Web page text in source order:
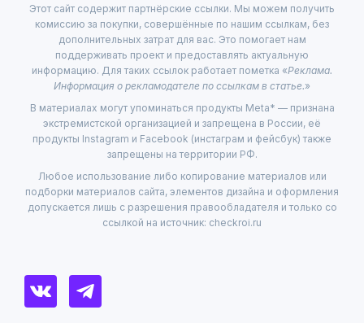
Этот сайт содержит партнёрские ссылки. Мы можем получить
комиссию за покупки, совершённые по нашим ссылкам, без
дополнительных затрат для вас. Это помогает нам
поддерживать проект и предоставлять актуальную
информацию. Для таких ссылок работает пометка «Реклама.
Информация о рекламодателе по ссылкам в статье.»
В материалах могут упоминаться продукты Meta* — признана
экстремистской организацией и запрещена в России, её
продукты Instagram и Facebook (инстаграм и фейсбук) также
запрещены на территории РФ.
Любое использование либо копирование материалов или
подборки материалов сайта, элементов дизайна и оформления
допускается лишь с разрешения правообладателя и только со
ссылкой на источник: checkroi.ru